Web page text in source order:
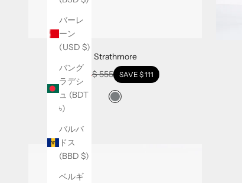
バーレ
ーン
(USD $)
バング
ラデシ
ュ (BDT
৳)
バルバ
ドス
(BBD $)
ベルギ
Strathmore
Sale price
$ 444Regular price
$ 555 SAVE $ 111
Swatch Selectors for Strathmore
グレー